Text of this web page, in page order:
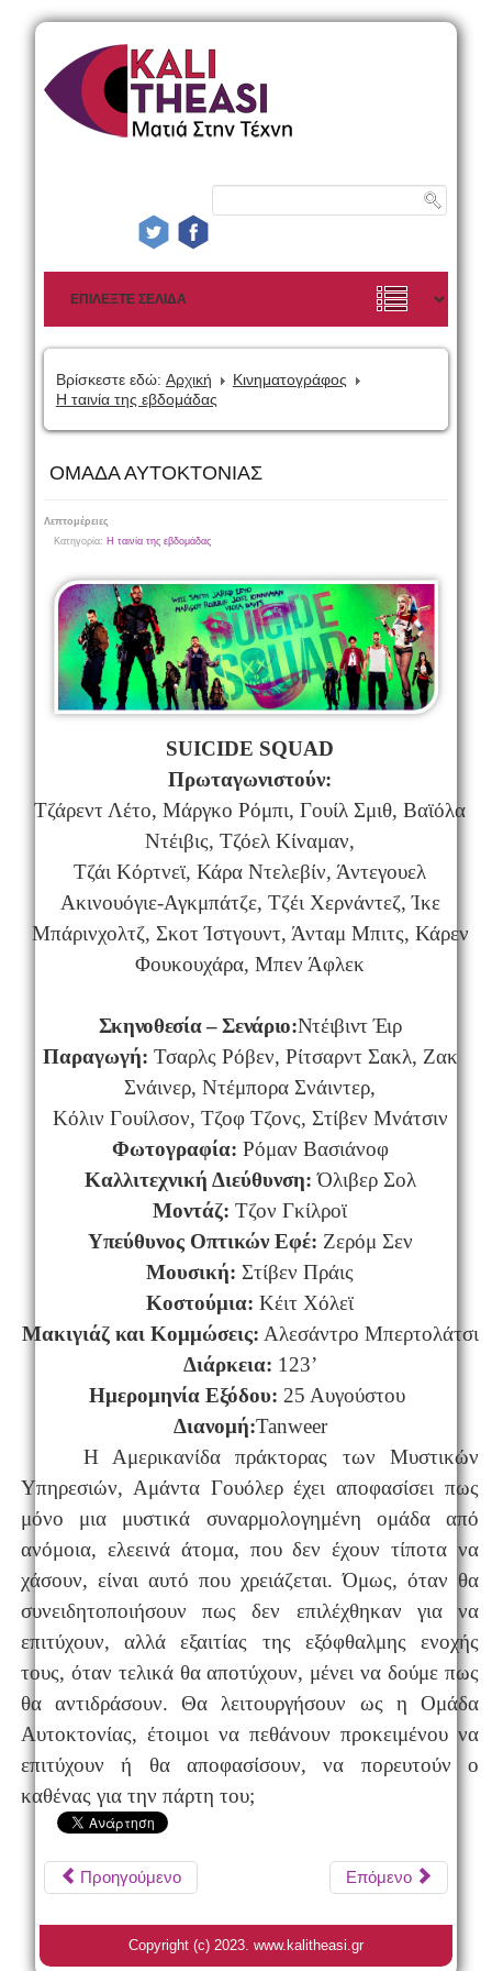
Βρίσκεστε εδώ: Αρχική
Κινηματογράφος
Η ταινία της εβδομάδας
ΟΜΑΔΑ ΑΥΤΟΚΤΟΝΙΑΣ
Λεπτομέρειες
Κατηγορία: Η ταινία της εβδομάδας
SUICIDE SQUAD
Πρωταγωνιστούν:
Τζάρεντ Λέτο, Μάργκο Ρόμπι, Γουίλ Σμιθ, Βαϊόλα
Ντέιβις, Τζόελ Κίναμαν,
Τζάι Κόρτνεϊ, Κάρα Ντελεβίν, Άντεγουελ
Ακινουόγιε-Αγκμπάτζε, Τζέι Χερνάντεζ, Ίκε
Μπάρινχολτζ, Σκοτ Ίστγουντ, Άνταμ Μπιτς, Κάρεν
Φουκουχάρα, Μπεν Άφλεκ
Σκηνοθεσία – Σενάριο:Ντέιβιντ Έιρ
Παραγωγή: Τσαρλς Ρόβεν, Ρίτσαρντ Σακλ, Ζακ
Σνάινερ, Ντέμπορα Σνάιντερ,
Κόλιν Γουίλσον, Τζοφ Τζονς, Στίβεν Μνάτσιν
Φωτογραφία: Ρόμαν Βασιάνοφ
Καλλιτεχνική Διεύθυνση:Όλιβερ Σολ
Μοντάζ: Τζον Γκίλροϊ
Υπεύθυνος Οπτικών Εφέ: Ζερόμ Σεν
Μουσική: Στίβεν Πράις
Κοστούμια: Κέιτ Χόλεϊ
Μακιγιάζ και Κομμώσεις: Αλεσάντρο Μπερτολάτσι
Διάρκεια: 123’
Ημερομηνία Εξόδου: 25 Αυγούστου
Διανομή:Tanweer
Η Αμερικανίδα πράκτορας των Μυστικών
Υπηρεσιών, Αμάντα Γουόλερ έχει αποφασίσει πως
μόνο μια μυστικά συναρμολογημένη ομάδα από
ανόμοια, ελεεινά άτομα, που δεν έχουν τίποτα να
χάσουν, είναι αυτό που χρειάζεται. Όμως, όταν θα
συνειδητοποιήσουν πως δεν επιλέχθηκαν για να
επιτύχουν, αλλά εξαιτίας της εξόφθαλμης ενοχής
τους, όταν τελικά θα αποτύχουν, μένει να δούμε πως
θα αντιδράσουν. Θα λειτουργήσουν ως η Ομάδα
Αυτοκτονίας, έτοιμοι να πεθάνουν προκειμένου να
επιτύχουν ή θα αποφασίσουν, να πορευτούν ο
καθένας για την πάρτη του;
Προηγούμενο Επόμενο
Copyright (c) 2023. www.kalitheasi.gr